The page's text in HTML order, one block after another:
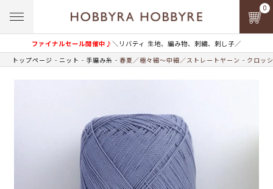
ファイナルセール開催中♪＼リバティ 生地、編み物、刺繍、刺し子／
0
トップページ ニット 手編み糸 春夏／極々細～中細／ストレートヤーン クロッ